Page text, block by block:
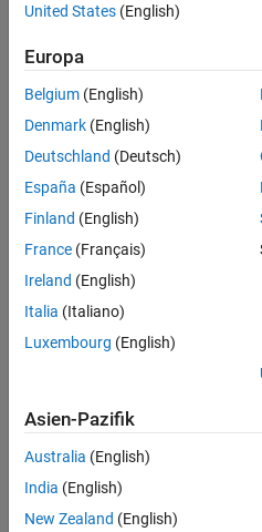
Output Arguments
See Alsocollapse all
Stop Measurement
Stop measurement of
tg.stopStreaming(
Input Arguments
tg—Object
handle
Object represents a target
United States (English)
Europa
Belgium (English)
Denmark (English)
Deutschland (Deutsch)
España (Español)
Finland (English)
France (Français)
Ireland (English)
Italia (Italiano)
Luxembourg (English)
Asien-Pazifik
Australia (English)
India (English)
New Zealand (English)